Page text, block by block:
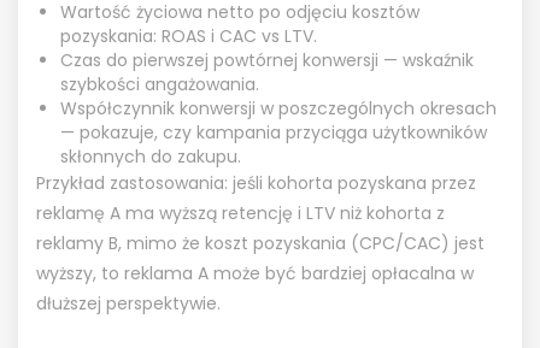
Wartość życiowa netto po odjęciu kosztów
pozyskania: ROAS i CAC vs LTV.
Czas do pierwszej powtórnej konwersji — wskaźnik
szybkości angażowania.
Współczynnik konwersji w poszczególnych okresach
— pokazuje, czy kampania przyciąga użytkowników
skłonnych do zakupu.
Przykład zastosowania: jeśli kohorta pozyskana przez
reklamę A ma wyższą retencję i LTV niż kohorta z
reklamy B, mimo że koszt pozyskania (CPC/CAC) jest
wyższy, to reklama A może być bardziej opłacalna w
dłuższej perspektywie.